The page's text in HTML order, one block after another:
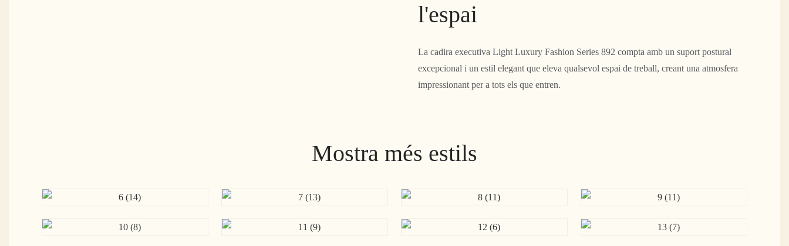
l'espai
La cadira executiva Light Luxury Fashion Series 892 compta amb un suport postural
excepcional i un estil elegant que eleva qualsevol espai de treball, creant una atmosfera
impressionant per a tots els que entren.
Mostra més estils